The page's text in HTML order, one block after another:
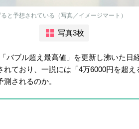
と予想されている（写真／イメージマート）
写真3枚
バブル超え最高値」を更新し沸いた日
れており、一説には「4万6000円を超
されるのか。